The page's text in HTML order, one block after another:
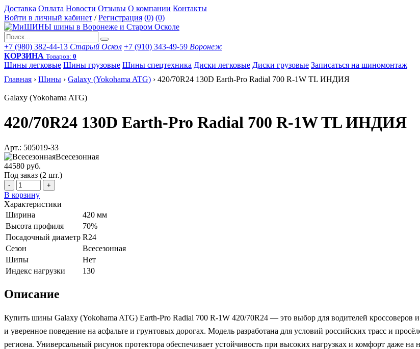
Доставка Оплата Новости Отзывы О компании Контакты
Войти в личный кабинет / Регистрация (0) (0)
+7 (980) 382-44-13 Старый Оскол +7 (910) 343-49-59 Воронеж
КОРЗИНА Товаров: 0
Шины легковые Шины грузовые Шины спецтехника Диски легковые Диски грузовые Записаться на шиномонтаж
Главная › Шины › Galaxy (Yokohama ATG) › 420/70R24 130D Earth-Pro Radial 700 R-1W TL ИНДИЯ
Galaxy (Yokohama ATG)
420/70R24 130D Earth-Pro Radial 700 R-1W TL ИНДИЯ
Арт.: 505019-33
Всесезонная
44580 руб.
Под заказ (2 шт.)
- +
В корзину
Характеристики
Ширина
420 мм
Высота профиля
70%
Посадочный диаметр R24
Сезон
Всесезонная
Шипы
Нет
Индекс нагрузки
130
Описание
Купить шины Galaxy (Yokohama ATG) Earth-Pro Radial 700 R-1W 420/70R24 — это выбор для водителей
и уверенное поведение на асфальте и грунтовых дорогах. Модель разработана для условий российских трасс и
региона. Универсальный рисунок протектора обеспечивает устойчивость при высоких нагрузках и комфорт даже на